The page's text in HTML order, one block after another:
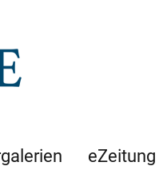
eZeitung